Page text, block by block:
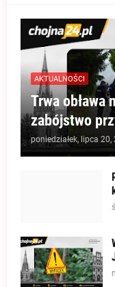
AKTUALNOŚCI
Trwa obława
zabójstwo
poniedziałek, lipca 20,